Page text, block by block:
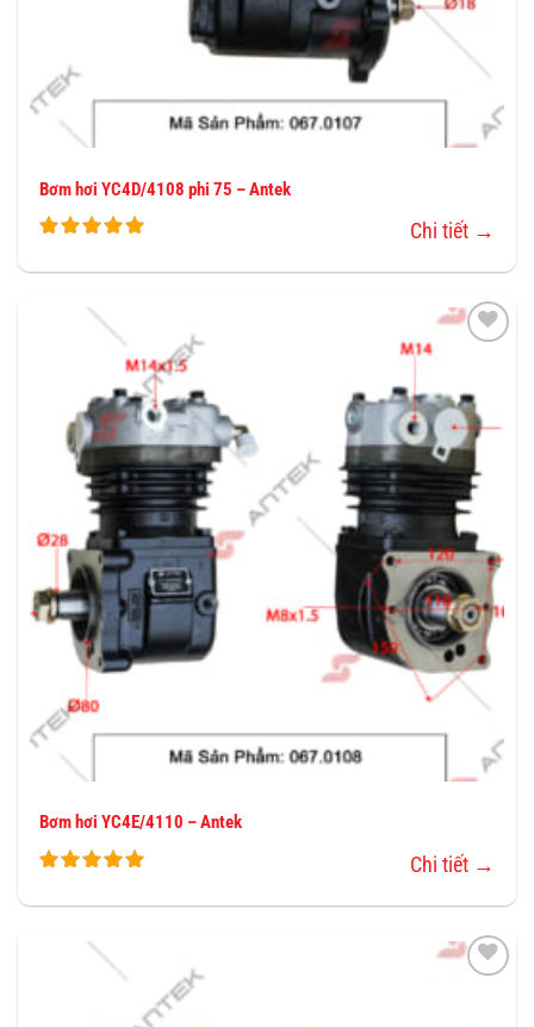
Bơm hơi YC4D/4108 phi 75 – Antek
Chi tiết →
YÊU
THÍCH
Bơm hơi YC4E/4110 – Antek
Chi tiết →